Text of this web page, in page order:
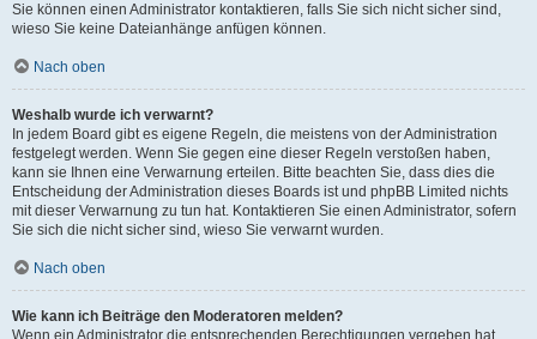
Sie können einen Administrator kontaktieren, falls Sie sich nicht sicher sind,
wieso Sie keine Dateianhänge anfügen können.
Nach oben
Weshalb wurde ich verwarnt?
In jedem Board gibt es eigene Regeln, die meistens von der Administration
festgelegt werden. Wenn Sie gegen eine dieser Regeln verstoßen haben,
kann sie Ihnen eine Verwarnung erteilen. Bitte beachten Sie, dass dies die
Entscheidung der Administration dieses Boards ist und phpBB Limited nichts
mit dieser Verwarnung zu tun hat. Kontaktieren Sie einen Administrator, sofern
Sie sich die nicht sicher sind, wieso Sie verwarnt wurden.
Nach oben
Wie kann ich Beiträge den Moderatoren melden?
Wenn ein Administrator die entsprechenden Berechtigungen vergeben hat,